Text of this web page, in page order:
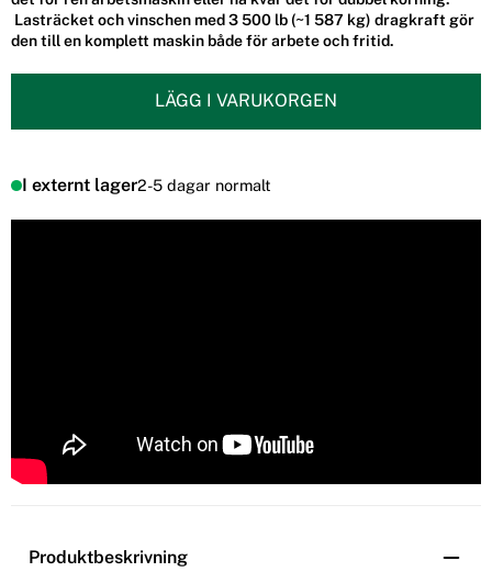
Lasträcket och vinschen med 3 500 lb (~1 587 kg) dragkraft gör
den till en komplett maskin både för arbete och fritid.
LÄGG I VARUKORGEN
I externt lager2-5 dagar normalt
Produktbeskrivning